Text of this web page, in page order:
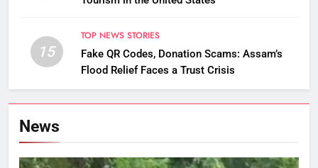
15
TOP NEWS STORIES
Fake QR Codes, Donation Scams: Assam’s
Flood Relief Faces a Trust Crisis
News